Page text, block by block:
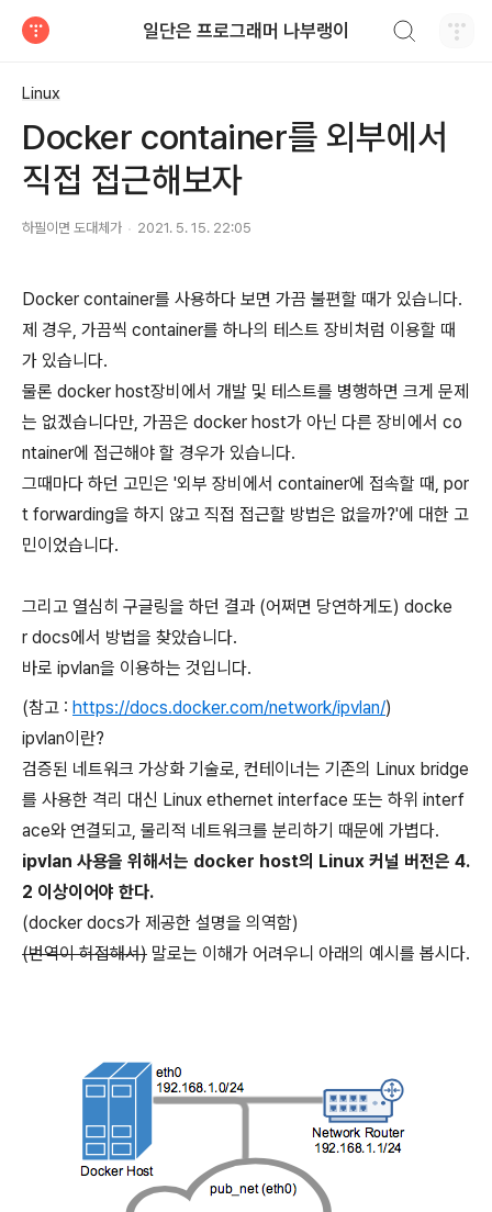
일단은 프로그래머 나부랭이
Linux
Docker container를 외부에서
직접 접근해보자
하필이면 도대체가 2021. 5. 15. 22:05
Docker container를 사용하다 보면 가끔 불편할 때가 있습니다.
제 경우, 가끔씩 container를 하나의 테스트 장비처럼 이용할 때
가 있습니다.
물론 docker host장비에서 개발 및 테스트를 병행하면 크게 문제
는 없겠습니다만, 가끔은 docker host가 아닌 다른 장비에서 co
ntainer에 접근해야 할 경우가 있습니다.
그때마다 하던 고민은 '외부 장비에서 container에 접속할 때, por
t forwarding을 하지 않고 직접 접근할 방법은 없을까?'에 대한 고
민이었습니다.
그리고 열심히 구글링을 하던 결과 (어쩌면 당연하게도) docke
r docs에서 방법을 찾았습니다.
바로 ipvlan을 이용하는 것입니다.
(참고 : https://docs.docker.com/network/ipvlan/)
ipvlan이란?
검증된 네트워크 가상화 기술로, 컨테이너는 기존의 Linux bridge
를 사용한 격리 대신 Linux ethernet interface 또는 하위 interf
ace와 연결되고, 물리적 네트워크를 분리하기 때문에 가볍다.
ipvlan 사용을 위해서는 docker host의 Linux 커널 버전은 4.
2 이상이어야 한다.
(docker docs가 제공한 설명을 의역함)
(번역이 허접해서) 말로는 이해가 어려우니 아래의 예시를 봅시다.